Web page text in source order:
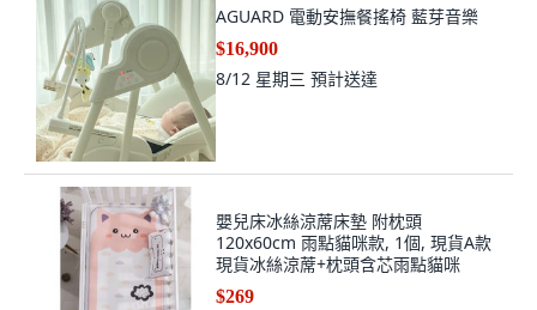
AGUARD 電動安撫餐搖椅 藍芽音樂
$16,900
8/12 星期三 預計送達
嬰兒床冰絲涼蓆床墊 附枕頭
120x60cm 雨點貓咪款, 1個, 現貨A款
現貨冰絲涼蓆+枕頭含芯雨點貓咪
$269